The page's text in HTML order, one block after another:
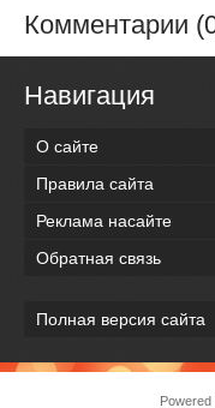
Комментарии
Навигация
О сайте
Правила сайта
Реклама насайте
Обратная связь
Полная версия сайта
Powered